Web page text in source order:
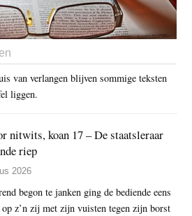
van verlangen blijven sommige teksten
liggen.
nitwits, koan 17 – De staatsleraar
riep
2026
begon te janken ging de bediende eens
z’n zij met zijn vuisten tegen zijn borst